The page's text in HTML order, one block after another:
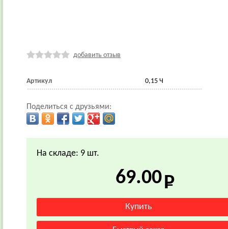
добавить отзыв
Артикул 0,15 Ч
Поделиться с друзьями:
На складе: 9 шт.
69.00